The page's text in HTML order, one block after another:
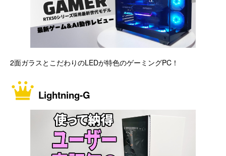
2面ガラスとこだわりのLEDが特色のゲーミングPC！
Lightning-G